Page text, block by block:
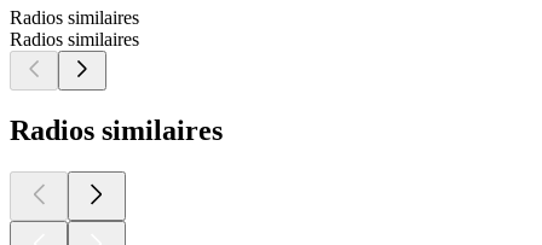
Radios similaires
Radios similaires
Radios similaires